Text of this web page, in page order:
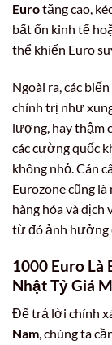
Eurotăng cao,
bất ổn kinh tế
thể khiến Euro
Ngoài ra, các
chính trị như
lượng, hay thậm
các cường quốc
không nhỏ. Cán
Eurozone cũng
hàng hóa và dịch
từ đó ảnh hưởng
1000 Euro Là
Nhật Tỷ Giá
Để trả lời chính
Nam, chúng ta